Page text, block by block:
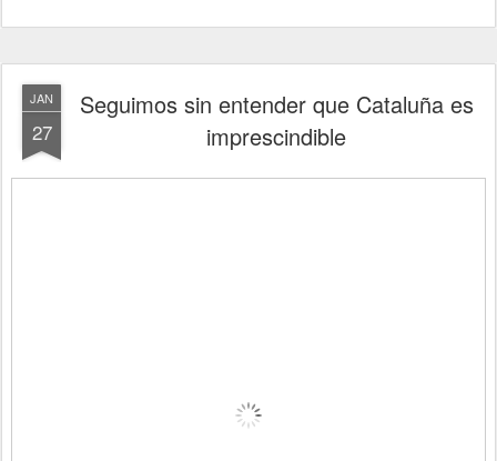
JAN
27
Seguimos sin entender que Cataluña es
imprescindible